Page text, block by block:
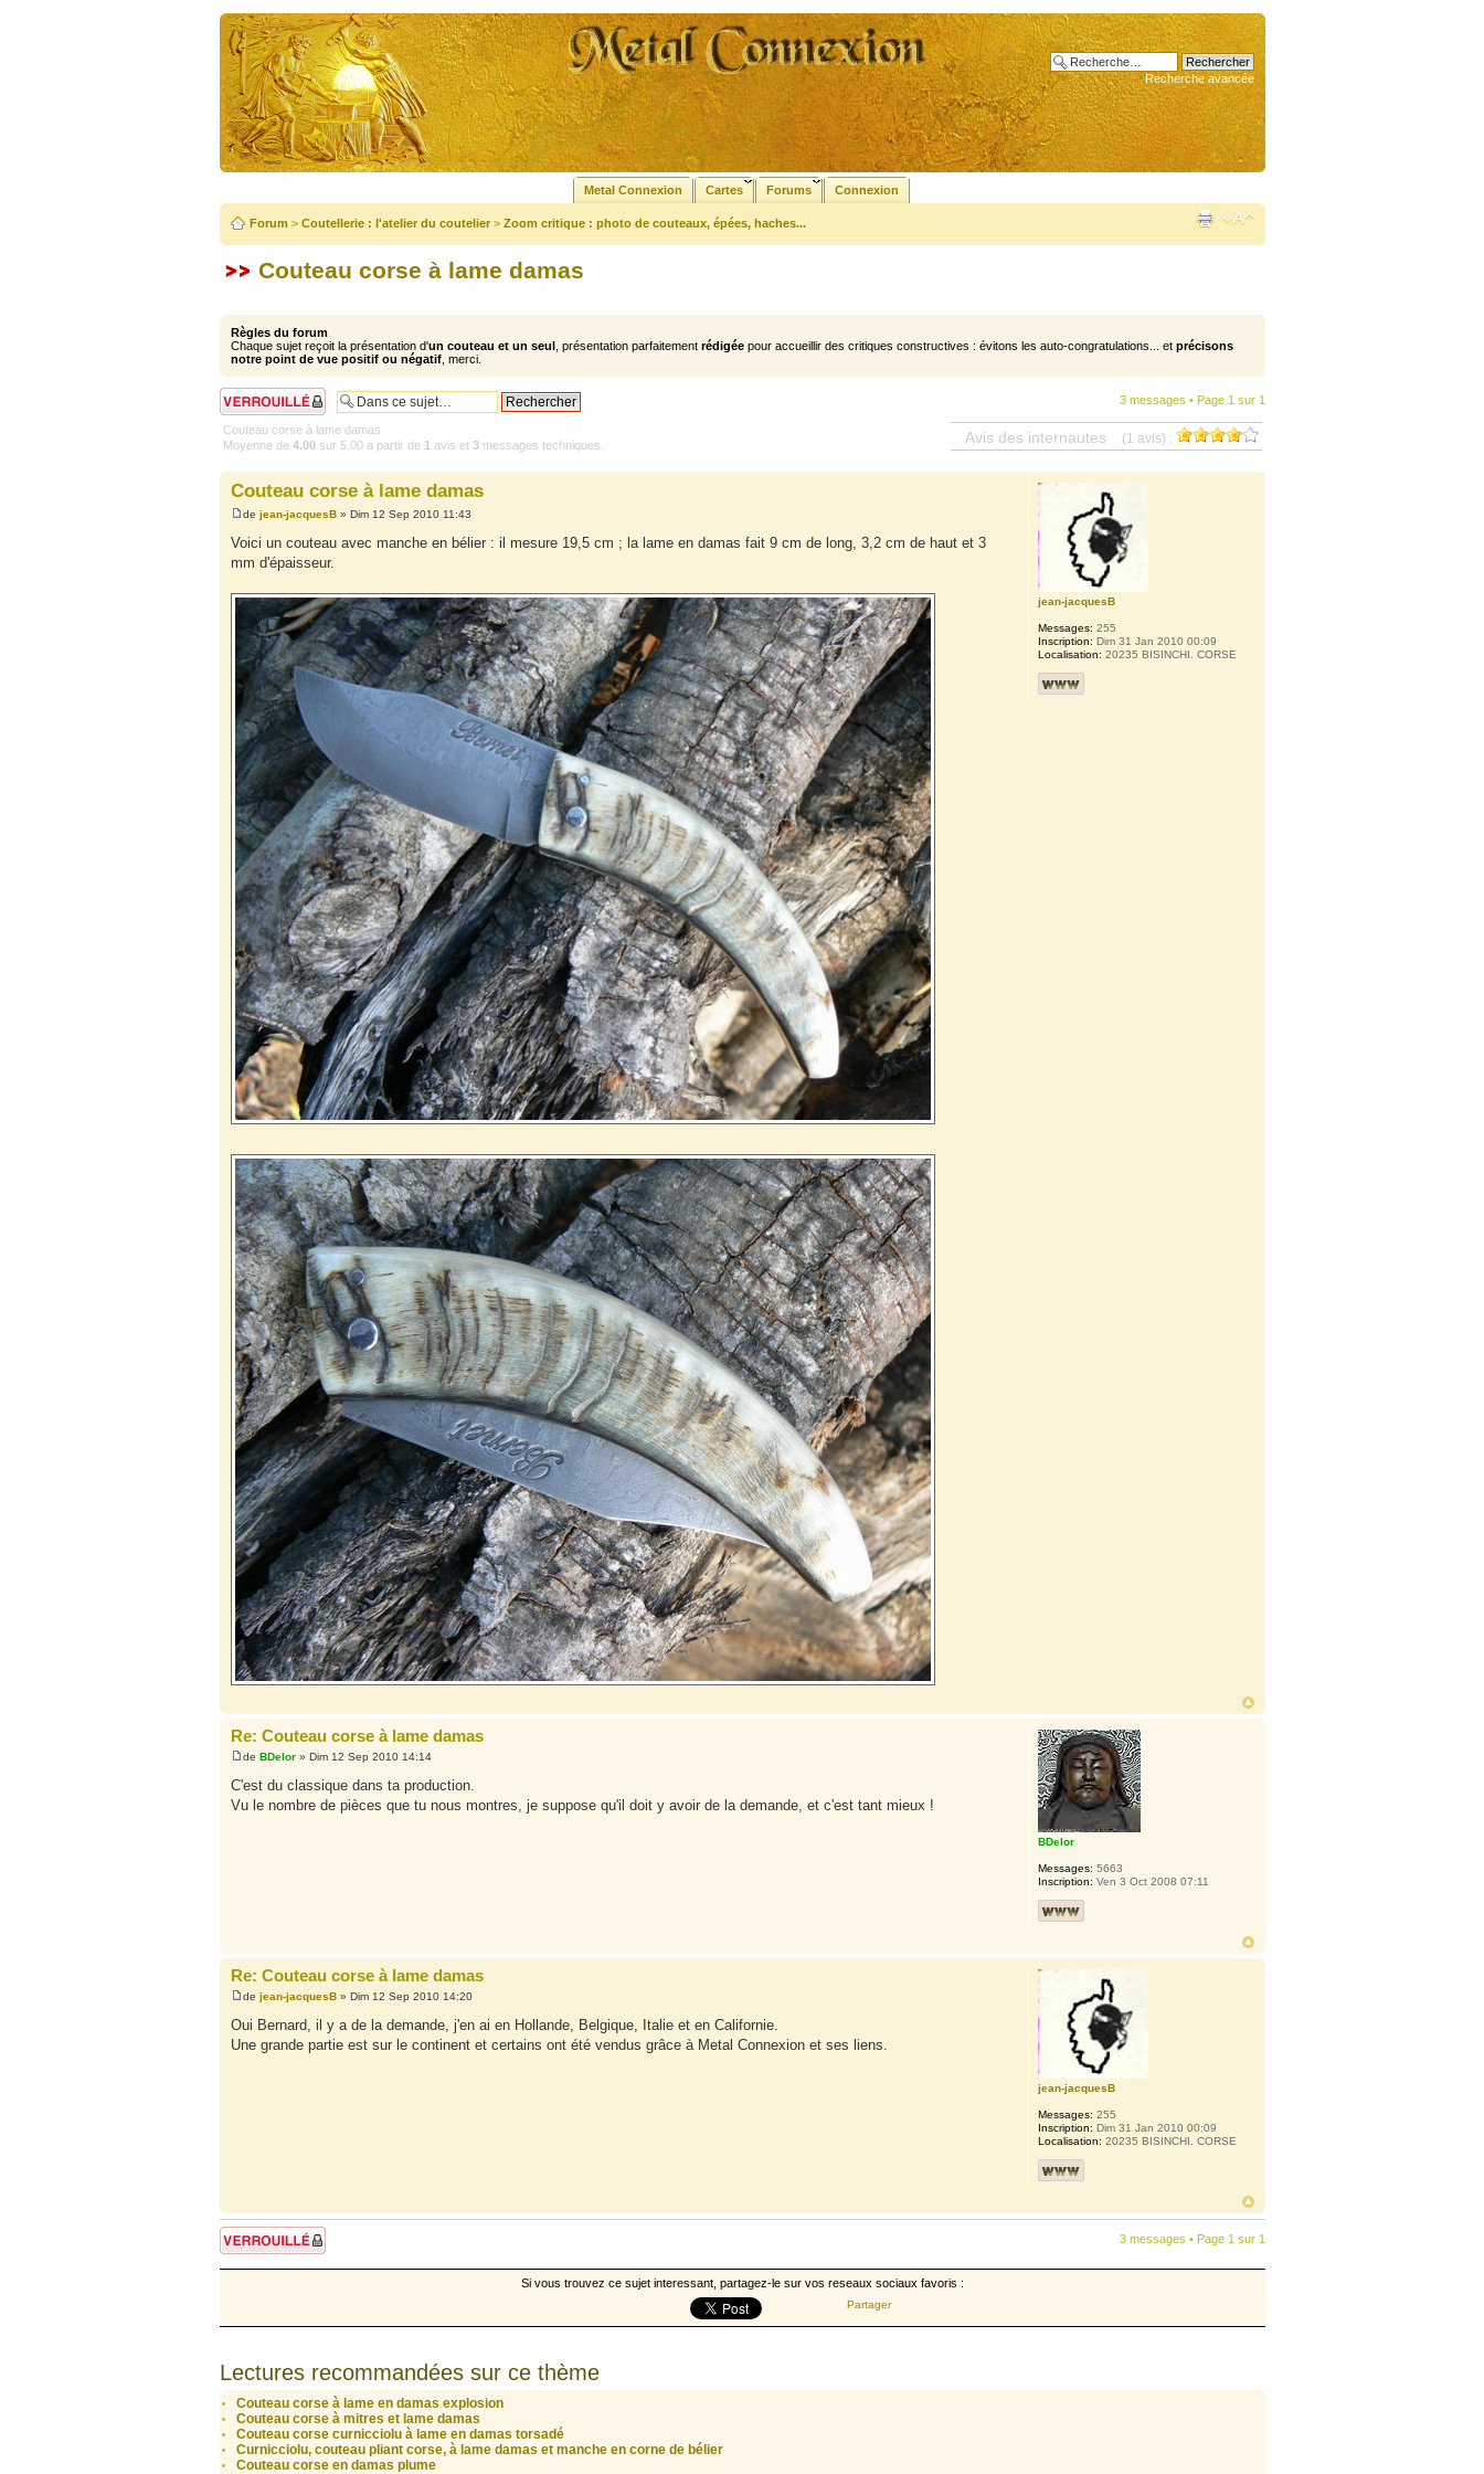
Recherche avancée
Metal Connexion Cartes Forums Connexion
Forum > Coutellerie : l'atelier du coutelier > Zoom critique : photo de couteaux, épées, haches...
Couteau corse à lame damas
Règles du forum
Chaque sujet reçoit la présentation d'un couteau et un seul, présentation parfaitement rédigéepour accueillir des critiques constructives : évitons les auto-congratulations... et précisons
notre point de vue positif ou négatif, merci.
Sujet verrouillé 3 messages • Page 1 sur 1
Avis des internautes (1 avis) :
Couteau corse à lame damas
Moyenne de 4.00sur 5.00a partir de 1 avis et 3messages techniques.
Couteau corse à lame damas
de jean-jacquesB» Dim 12 Sep 2010 11:43
Voici un couteau avec manche en bélier : il mesure 19,5 cm ; la lame en damas fait 9 cm de long, 3,2 cm de haut et 3
mm d'épaisseur.
jean-jacquesB
Messages: 255
Inscription: Dim 31 Jan 2010 00:09
Localisation: 20235 BISINCHI. CORSE
Re: Couteau corse à lame damas
de BDelor» Dim 12 Sep 2010 14:14
C'est du classique dans ta production.
Vu le nombre de pièces que tu nous montres, je suppose qu'il doit y avoir de la demande, et c'est tant mieux !
BDelor
Messages: 5663
Inscription: Ven 3 Oct 2008 07:11
Re: Couteau corse à lame damas
de jean-jacquesB» Dim 12 Sep 2010 14:20
Oui Bernard, il y a de la demande, j'en ai en Hollande, Belgique, Italie et en Californie.
Une grande partie est sur le continent et certains ont été vendus grâce à Metal Connexion et ses liens.
jean-jacquesB
Messages: 255
Inscription: Dim 31 Jan 2010 00:09
Localisation: 20235 BISINCHI. CORSE
Sujet verrouillé 3 messages • Page 1 sur 1
Si vous trouvez ce sujet interessant, partagez-le sur vos reseaux sociaux favoris :
Partager
Lectures recommandées sur ce thème
Couteau corse à lame en damas explosion
Couteau corse à mitres et lame damas
Couteau corse curnicciolu à lame en damas torsadé
Curnicciolu, couteau pliant corse, à lame damas et manche en corne de bélier
Couteau corse en damas plume